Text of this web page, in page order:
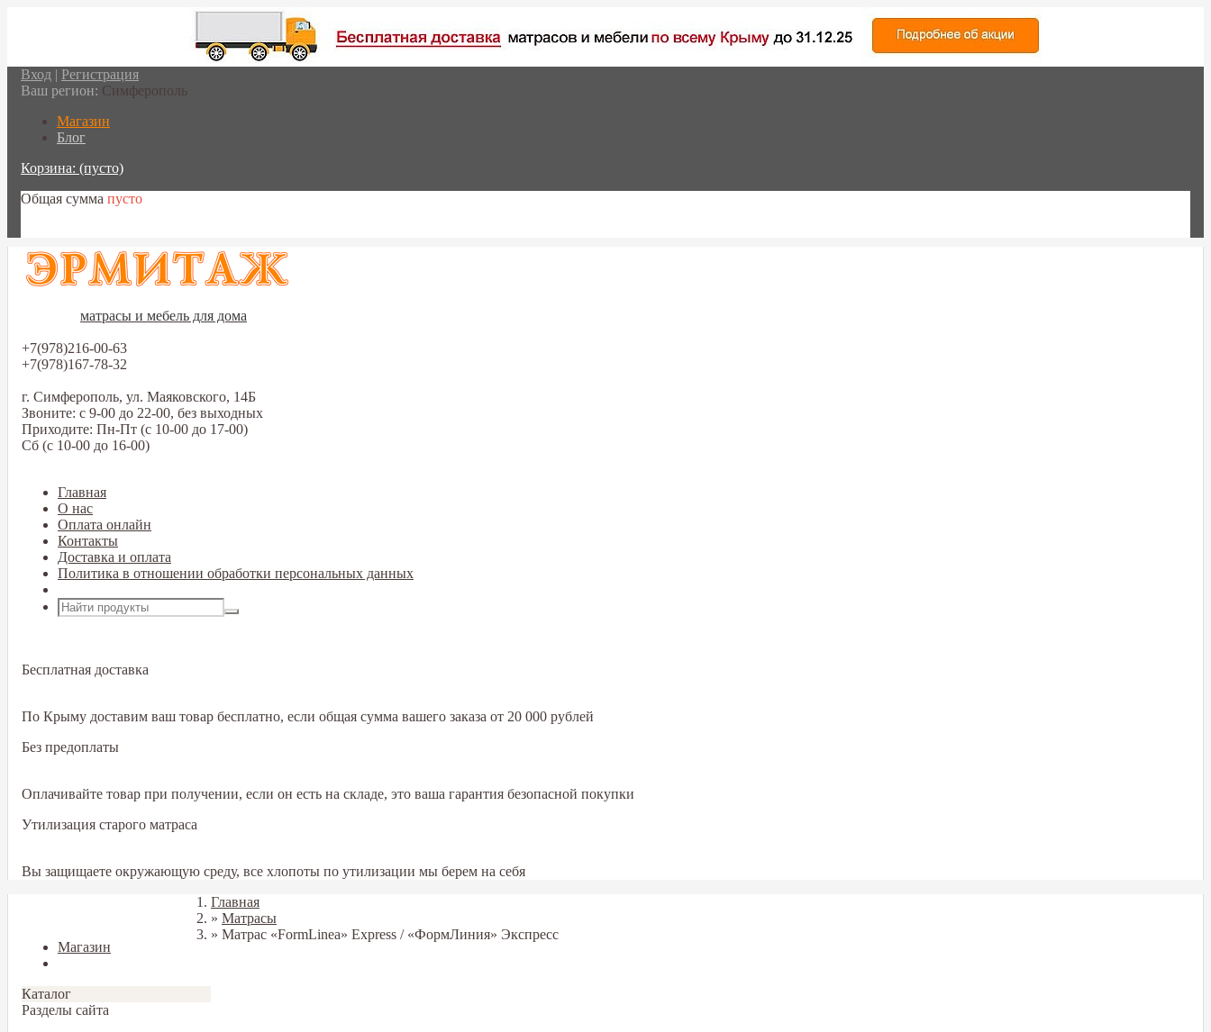
Вход | Регистрация
Ваш регион: Симферополь
Магазин
Блог
Корзина: (пусто)
Общая сумма пусто
матрасы и мебель для дома
+7(978)216-00-63
+7(978)167-78-32
г. Симферополь, ул. Маяковского, 14Б
Звоните: с 9-00 до 22-00, без выходных
Приходите: Пн-Пт (с 10-00 до 17-00)
Сб (с 10-00 до 16-00)
Главная
О нас
Оплата онлайн
Контакты
Доставка и оплата
Политика в отношении обработки персональных данных
Бесплатная доставка
По Крыму доставим ваш товар бесплатно, если общая сумма вашего заказа от 20 000 рублей
Без предоплаты
Оплачивайте товар при получении, если он есть на складе, это ваша гарантия безопасной покупки
Утилизация старого матраса
Вы защищаете окружающую среду, все хлопоты по утилизации мы берем на себя
Магазин
Каталог
Разделы сайта
Главная
» Матрасы
» Матрас «FormLinea» Express / «ФормЛиния» Экспресс